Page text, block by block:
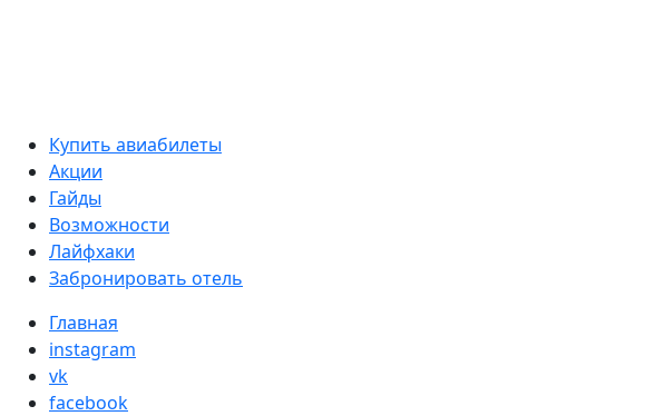
Primary
Menu
Купить авиабилеты
Акции
Гайды
Возможности
Лайфхаки
Забронировать отель
Главная
instagram
vk
facebook